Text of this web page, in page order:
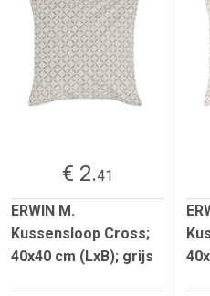
€ 2.41
ERWIN M.
Kussensloop Cross;
40x40 cm (LxB); grijs